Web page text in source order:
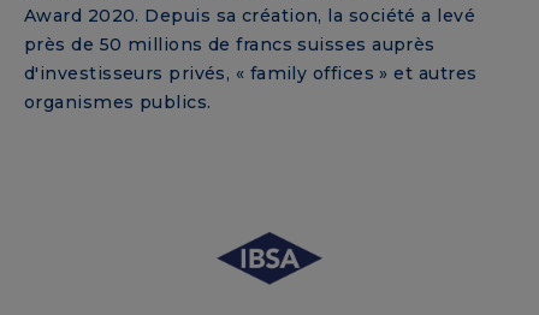
Award 2020. Depuis sa création, la société a levé
près de 50 millions de francs suisses auprès
d'investisseurs privés, « family offices » et autres
organismes publics.